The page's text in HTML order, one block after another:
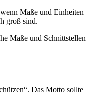
Maße und Einheiten
groß sind.
Maße und Schnittstellen
Das Motto sollte